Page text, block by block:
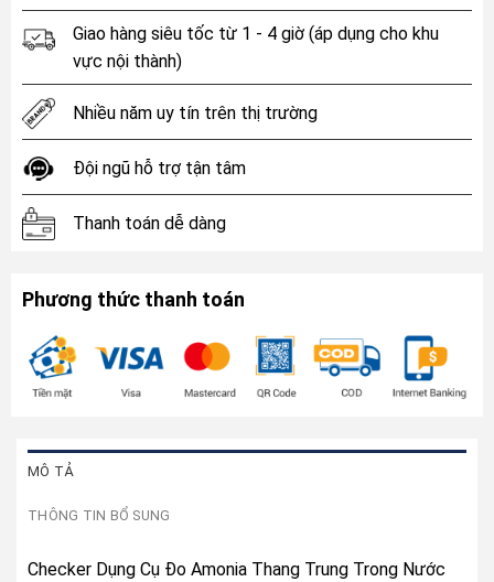
Giao hàng siêu tốc từ 1 - 4 giờ (áp dụng cho khu
vực nội thành)
Nhiều năm uy tín trên thị trường
Đội ngũ hỗ trợ tận tâm
Thanh toán dễ dàng
Phương thức thanh toán
MÔ TẢ
THÔNG TIN BỔ SUNG
Checker Dụng Cụ Đo Amonia Thang Trung Trong Nước